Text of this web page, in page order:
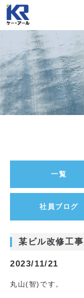
一覧
社員ブログ
某ビル改修工事
2023/11/21
丸山(智)です。